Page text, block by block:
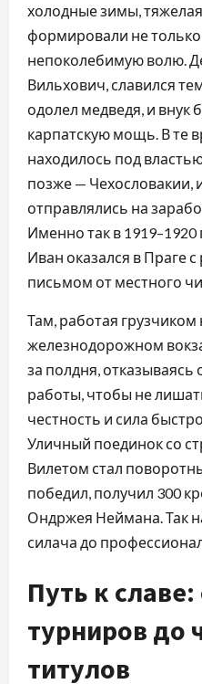
холодные зимы,
формировали не
непоколебимую волю.
Вильхович, славился
одолел медведя, и внук
карпатскую мощь. В те
находилось под
позже — Чехословакии,
отправлялись на
Именно так в 1919–1920
Иван оказался в Праге
письмом от местного
Там, работая грузчиком
железнодорожном
за полдня,
работы, чтобы не
честность и сила
Уличный поединок со
Вилетом стал
победил, получил 300
Ондржея Неймана. Так
силача до
Путь к
турниров до
титулов